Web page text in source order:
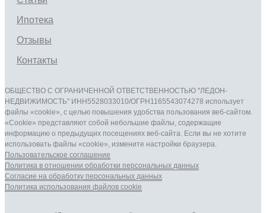
Ипотека
Отзывы
Контакты
ОБЩЕСТВО С ОГРАНИЧЕННОЙ ОТВЕТСТВЕННОСТЬЮ "ЛЕДОН-
НЕДВИЖИМОСТЬ" ИНН5528033010/ОГРН1165543074278 использует
файлы «cookie», с целью повышения удобства пользования веб-сайтом.
«Cookie» представляют собой небольшие файлы, содержащие
информацию о предыдущих посещениях веб-сайта. Если вы не хотите
использовать файлы «cookie», измените настройки браузера.
Пользовательское соглашение
Политика в отношении обработки персональных данныx
Согласие на обработку персональных данныx
Политика использования файлов cookie